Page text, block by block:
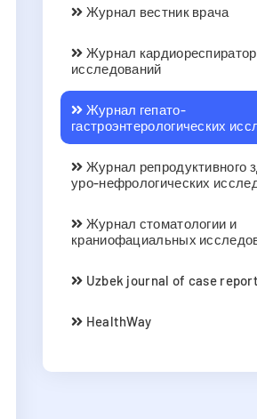
Журнал вестник врача
Журнал
исследований
Журнал гепато-
гастроэнтерологических
Журнал репродуктивного
уро-нефрологических
Журнал стоматологии и
краниофациальных
Uzbek journal of case
HealthWay